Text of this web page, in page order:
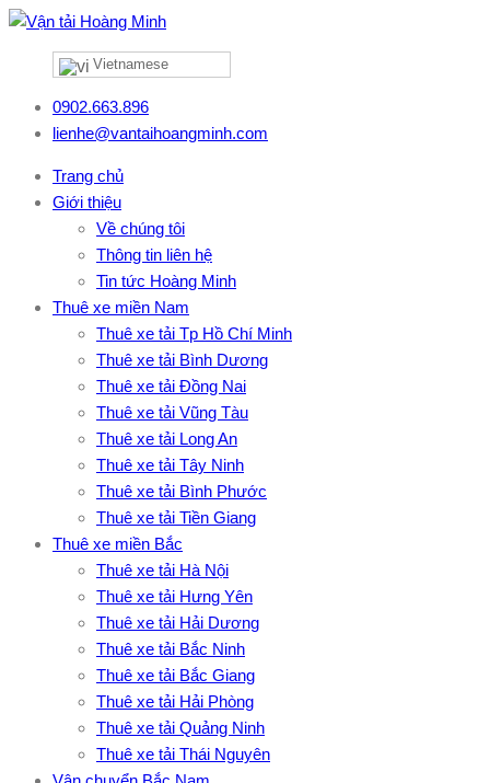
Vietnamese
0902.663.896
lienhe@vantaihoangminh.com
Trang chủ
Giới thiệu
Về chúng tôi
Thông tin liên hệ
Tin tức Hoàng Minh
Thuê xe miền Nam
Thuê xe tải Tp Hồ Chí Minh
Thuê xe tải Bình Dương
Thuê xe tải Đồng Nai
Thuê xe tải Vũng Tàu
Thuê xe tải Long An
Thuê xe tải Tây Ninh
Thuê xe tải Bình Phước
Thuê xe tải Tiền Giang
Thuê xe miền Bắc
Thuê xe tải Hà Nội
Thuê xe tải Hưng Yên
Thuê xe tải Hải Dương
Thuê xe tải Bắc Ninh
Thuê xe tải Bắc Giang
Thuê xe tải Hải Phòng
Thuê xe tải Quảng Ninh
Thuê xe tải Thái Nguyên